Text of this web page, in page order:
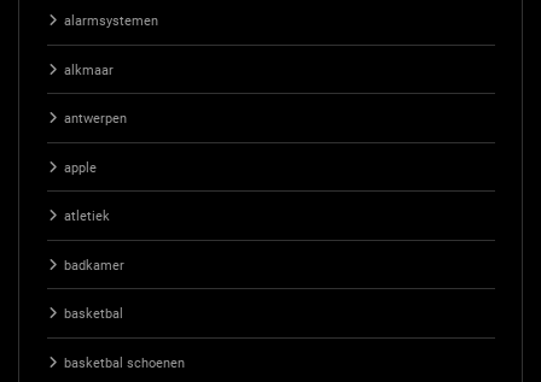
alarmsystemen
alkmaar
antwerpen
apple
atletiek
badkamer
basketbal
basketbal schoenen